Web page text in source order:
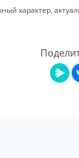
характер,